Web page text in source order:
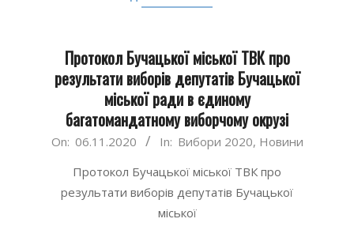
Протокол Бучацької міської ТВК про
результати виборів депутатів Бучацької
міської ради в єдиному
багатомандатному виборчому окрузі
2020-
On: 06.11.2020 In: Вибори 2020, Новини
Протокол Бучацької міської ТВК про
результати виборів депутатів Бучацької
міської